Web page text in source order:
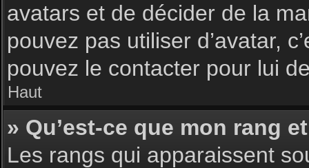
avatars et de décider de la
pouvez pas utiliser d’avatar,
pouvez le contacter pour lui
Haut
» Qu’est-ce que mon rang
Les rangs qui apparaissent